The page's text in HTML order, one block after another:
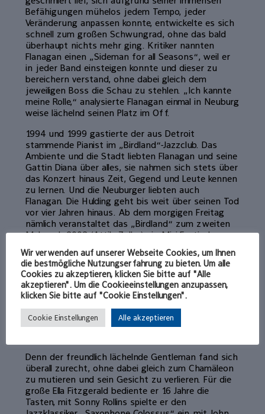
Befähigungen mühelos jedem Tempo, jeder
Veränderung anpassen konnte, entwickelte es sich
schnell zum großen Schwungrad, ohne das bald
überhaupt nichts mehr ging. Kritiker nannten
Flanagan einen „Sideman for all Seasons“, weil er
in jeder Band einsteigen konnte und dieser zu
bereichern verstand, ohne dabei gleich dem
jeweiligen Boss die Schau zu stehlen. „Ich kannte
meine Rolle,“ analysierte Flanagan einmal in Neuburg
weise lächelnd seinen Platz im Off.
1994 und 1999 gastierte der aus Detroit
stammende Pianist im „Birdland“-Jazzclub. Das
Ambiente und die Stadt liebten Flanagan und seine
Gattin Diana über alles, sie nahmen sich stets über
das Konzert hinaus Zeit, Gegend und Leute kennen
zu lernen. Und die Neuburger liebten auch
Flanagan. Die Hulding geht bis weit über seinen Tod
vor vier Jahren hinaus. Ab dem morgigen Freitag
nämlich veranstaltet das „Birdland“ zum zweiten
Mal nach 2003 (Attila Zoller) ein Mini-Festival zu
mit einer ganz besonderen Beziehung zur
Ottheinrichstadt. Europäische Tastenkollegen
unterschiedlichster Herkunft wollen mit
Unterstützung der Bernhard Riepl-Stiftung an
zwei Wochenenden im Keller unter der
Hofapotheke Tommy Flanagan auf ihre Weise
Tribut zollen – durch ein Höchstmaß an Vielseitig-
Denn der freundlich lächelnde Gentleman fand sich
überall zurecht, ohne dabei gleich zum Chamäleon
zu mutieren und sein Gesicht zu verlieren. Für die
große Ella Fitzgerald bediente er 16 Jahre die
Tasten, mit Sonny Rollins spielte er den
Wir verwenden auf unserer Webseite Cookies, um Ihnen
die bestmögliche Nutzungserfahrung zu bieten. Um alle
Cookies zu akzeptieren, klicken Sie bitte auf "Alle
akzeptieren". Um die Cookieeinstellungen anzupassen,
klicken Sie bitte auf "Cookie Einstellungen".
Cookie Einstellungen Alle akzeptieren